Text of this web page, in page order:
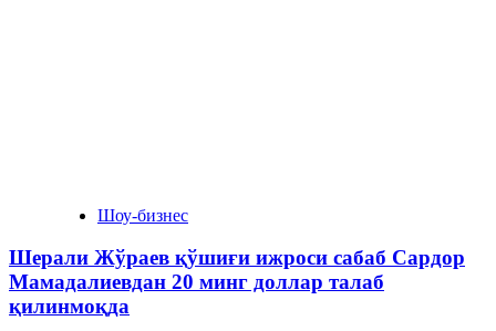
Шоу-бизнес
Шерали Жўраев қўшиғи ижроси сабаб Сардор
Мамадалиевдан 20 минг доллар талаб
қилинмоқда